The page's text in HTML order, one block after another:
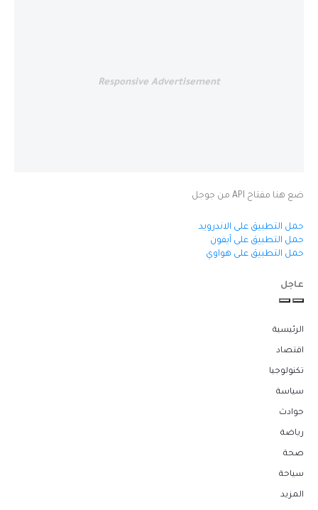
Responsive Advertisement
ضع هنا مفتاح API من جوجل
حمل التطبيق على الاندرويد
حمل التطبيق على آيفون
حمل التطبيق على هواوي
عاجل
الرئيسية
اقتصاد
تكنولوجيا
سياسة
حوادث
رياضة
صحة
سياحة
المزيد